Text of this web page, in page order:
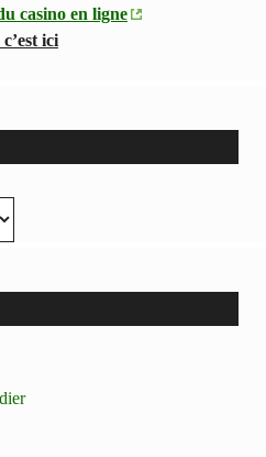
casino en ligne
ici